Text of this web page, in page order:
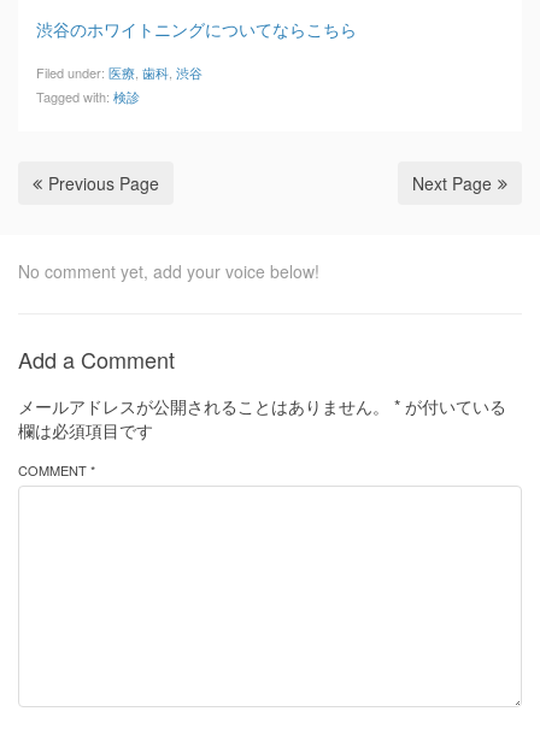
渋谷のホワイトニングについてならこちら
Filed under: 医療 歯科 渋谷
Tagged with: 検診
Previous Page Next Page
No comment yet, add your voice below!
Add a Comment
メールアドレスが公開されることはありません。 * が付いている
欄は必須項目です
COMMENT *